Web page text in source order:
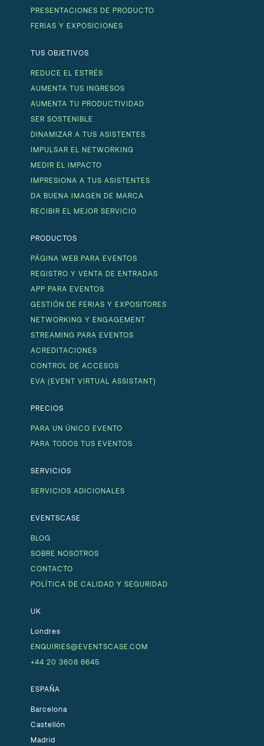
PRESENTACIONES DE PRODUCTO
FERIAS Y EXPOSICIONES
TUS OBJETIVOS
REDUCE EL ESTRÉS
AUMENTA TUS INGRESOS
AUMENTA TU PRODUCTIVIDAD
SER SOSTENIBLE
DINAMIZAR A TUS ASISTENTES
IMPULSAR EL NETWORKING
MEDIR EL IMPACTO
IMPRESIONA A TUS ASISTENTES
DA BUENA IMAGEN DE MARCA
RECIBIR EL MEJOR SERVICIO
PRODUCTOS
PÁGINA WEB PARA EVENTOS
REGISTRO Y VENTA DE ENTRADAS
APP PARA EVENTOS
GESTIÓN DE FERIAS Y EXPOSITORES
NETWORKING Y ENGAGEMENT
STREAMING PARA EVENTOS
ACREDITACIONES
CONTROL DE ACCESOS
EVA (EVENT VIRTUAL ASSISTANT)
PRECIOS
PARA UN ÚNICO EVENTO
PARA TODOS TUS EVENTOS
SERVICIOS
SERVICIOS ADICIONALES
EVENTSCASE
BLOG
SOBRE NOSOTROS
CONTACTO
POLÍTICA DE CALIDAD Y SEGURIDAD
UK
Londres
ENQUIRIES@EVENTSCASE.COM
+44 20 3608 6645
ESPAÑA
Barcelona
Castellón
Madrid